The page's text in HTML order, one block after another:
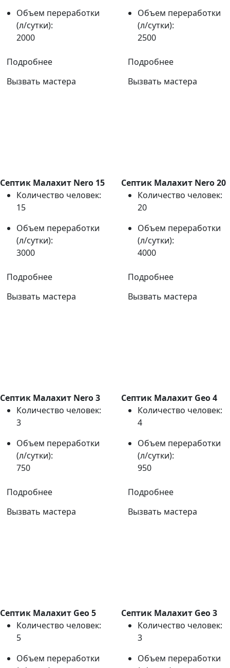
Объем переработки
(л/сутки):
2000
Подробнее
Вызвать мастера
Объем переработки
(л/сутки):
2500
Подробнее
Вызвать мастера
Септик Малахит Nero 15
Количество человек:
15
Объем переработки
(л/сутки):
3000
Подробнее
Вызвать мастера
Септик Малахит Nero 20
Количество человек:
20
Объем переработки
(л/сутки):
4000
Подробнее
Вызвать мастера
Септик Малахит Nero 3
Количество человек:
3
Объем переработки
(л/сутки):
750
Подробнее
Вызвать мастера
Септик Малахит Geo 4
Количество человек:
4
Объем переработки
(л/сутки):
950
Подробнее
Вызвать мастера
Септик Малахит Geo 5
Количество человек:
5
Объем переработки
Септик Малахит Geo 3
Количество человек:
3
Объем переработки